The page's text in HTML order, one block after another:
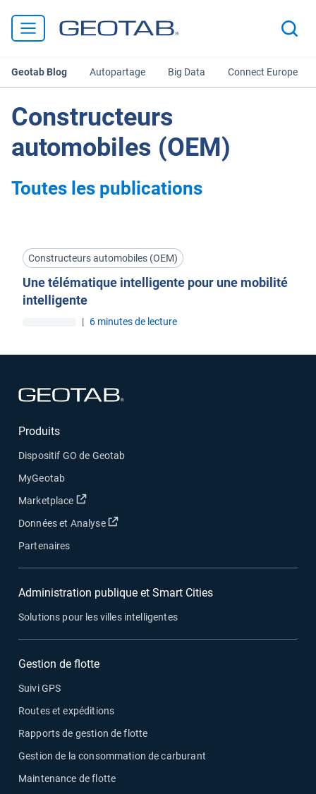
Geotab Blog Autopartage Big Data Connect Europe
Constructeurs
automobiles (OEM)
Toutes les publications
Constructeurs automobiles (OEM)
Une télématique intelligente pour une mobilité
intelligente
| 6 minutes de lecture
Produits
Dispositif GO de Geotab
MyGeotab
Marketplace
Ouvrir dans une nouvelle fenêtre
Données et Analyse Ouvrir dans une nouvelle fenêtre
Partenaires
Administration publique et Smart Cities
Solutions pour les villes intelligentes
Gestion de flotte
Suivi GPS
Routes et expéditions
Rapports de gestion de flotte
Gestion de la consommation de carburant
Maintenance de flotte